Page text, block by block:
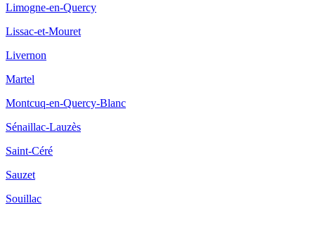
Limogne-en-Quercy
Lissac-et-Mouret
Livernon
Martel
Montcuq-en-Quercy-Blanc
Sénaillac-Lauzès
Saint-Céré
Sauzet
Souillac